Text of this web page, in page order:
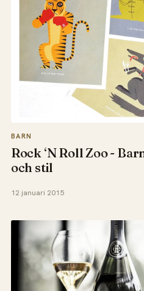
BARN
Rock ‘N Roll Zoo -
och stil
12 januari 2015